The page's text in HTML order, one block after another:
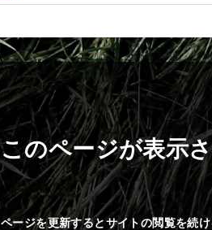
このページが表示
ページを更新するとサイトの閲覧を続け